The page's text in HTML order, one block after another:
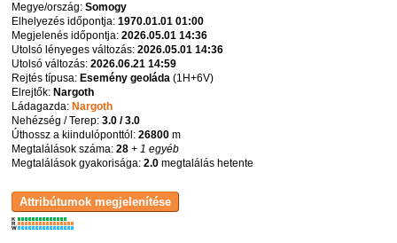
Megye/ország:Somogy
Elhelyezés időpontja:1970.01.01 01:00
Megjelenés időpontja:2026.05.01 14:36
Utolsó lényeges változás:2026.05.01 14:36
Utolsó változás:2026.06.21 14:59
Rejtés típusa: Esemény geoláda (1H+6V)
Elrejtők: Nargoth
Ládagazda: Nargoth
Nehézség / Terep:3.0 / 3.0
Úthossz a kiindulóponttól:26800 m
Megtalálások száma:28 + 1 egyéb
Megtalálások gyakorisága:2.0 megtalálás hetente
K
R
W